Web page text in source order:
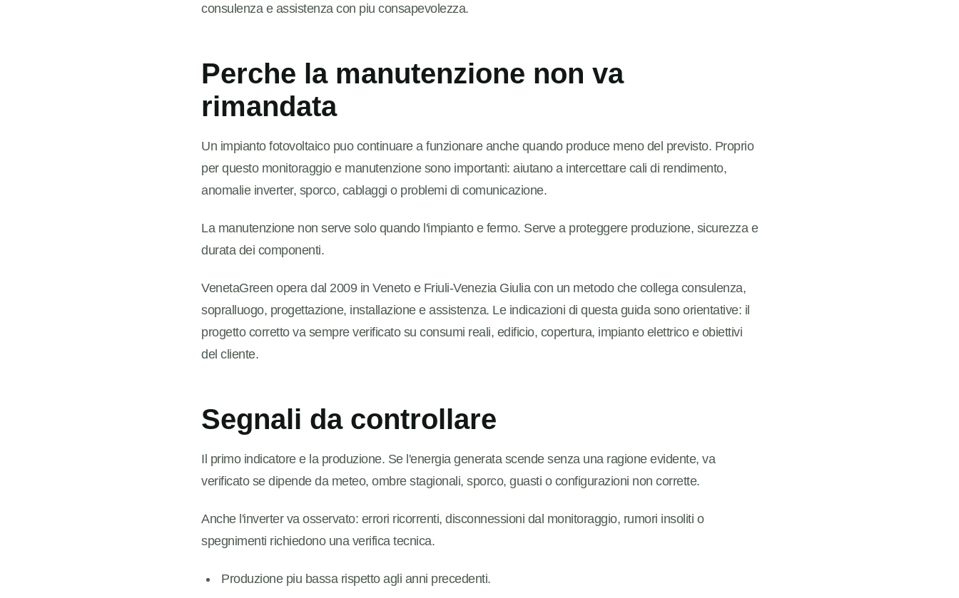
consulenza e assistenza con piu consapevolezza.
Perche la manutenzione non va
rimandata
Un impianto fotovoltaico puo continuare a funzionare anche quando produce meno del previsto. Proprio
per questo monitoraggio e manutenzione sono importanti: aiutano a intercettare cali di rendimento,
anomalie inverter, sporco, cablaggi o problemi di comunicazione.
La manutenzione non serve solo quando l'impianto e fermo. Serve a proteggere produzione, sicurezza e
durata dei componenti.
VenetaGreen opera dal 2009 in Veneto e Friuli-Venezia Giulia con un metodo che collega consulenza,
sopralluogo, progettazione, installazione e assistenza. Le indicazioni di questa guida sono orientative: il
progetto corretto va sempre verificato su consumi reali, edificio, copertura, impianto elettrico e obiettivi
del cliente.
Segnali da controllare
Il primo indicatore e la produzione. Se l'energia generata scende senza una ragione evidente, va
verificato se dipende da meteo, ombre stagionali, sporco, guasti o configurazioni non corrette.
Anche l'inverter va osservato: errori ricorrenti, disconnessioni dal monitoraggio, rumori insoliti o
spegnimenti richiedono una verifica tecnica.
Produzione piu bassa rispetto agli anni precedenti.